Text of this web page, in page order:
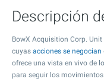
Descripción
BowX Acquisition Corp.
cuyas acciones se negocian
ofrece una vista en vivo de
para seguir los